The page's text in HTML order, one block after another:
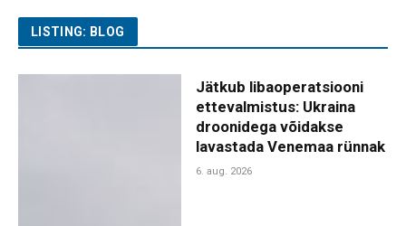
LISTING: BLOG
Jätkub libaoperatsiooni
ettevalmistus: Ukraina
droonidega võidakse
lavastada Venemaa rünnak
6. aug. 2026